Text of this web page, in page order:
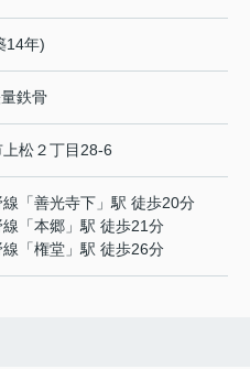
14年)
鉄骨
上松２丁目28-6
「善光寺下 」駅 徒歩20分
「本郷 」駅 徒歩21分
「権堂 」駅 徒歩26分